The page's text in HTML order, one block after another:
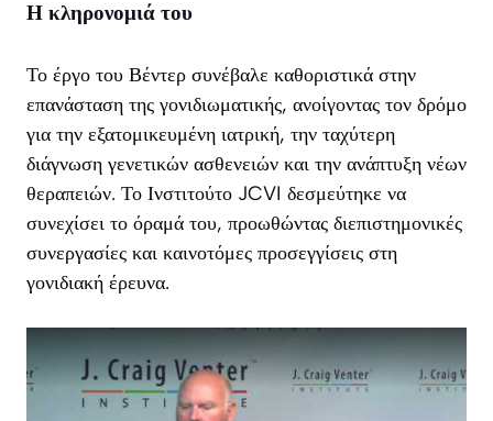
Η κληρονομιά του
Το έργο του Βέντερ συνέβαλε καθοριστικά στην
επανάσταση της γονιδιωματικής, ανοίγοντας τον δρόμο
για την εξατομικευμένη ιατρική, την ταχύτερη
διάγνωση γενετικών ασθενειών και την ανάπτυξη νέων
θεραπειών. Το Ινστιτούτο JCVI δεσμεύτηκε να
συνεχίσει το όραμά του, προωθώντας διεπιστημονικές
συνεργασίες και καινοτόμες προσεγγίσεις στη
γονιδιακή έρευνα.